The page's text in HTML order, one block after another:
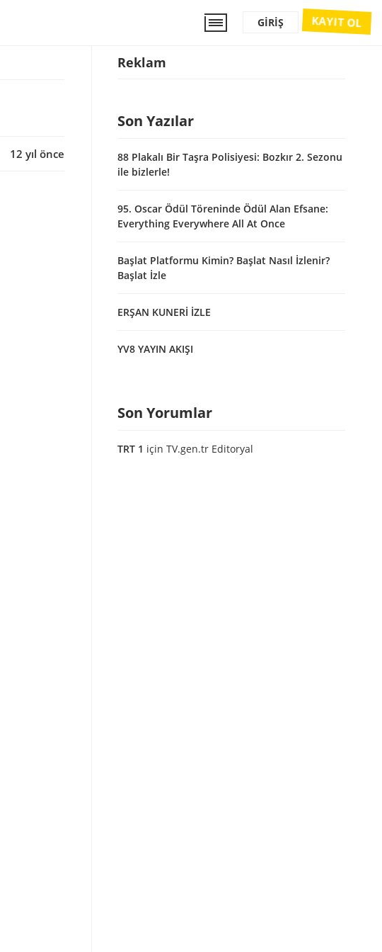
KAYIT OL
GIRIŞ
12 yıl önce
Reklam
Son Yazılar
88 Plakalı Bir Taşra Polisiyesi: Bozkır 2. Sezonu
ile bizlerle!
95. Oscar Ödül Töreninde Ödül Alan Efsane:
Everything Everywhere All At Once
Başlat Platformu Kimin? Başlat Nasıl İzlenir?
Başlat İzle
ERŞAN KUNERİ İZLE
YV8 YAYIN AKIŞI
Son Yorumlar
TRT 1 için TV.gen.tr Editoryal